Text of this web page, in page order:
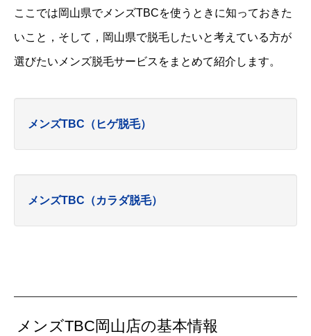
ここでは岡山県でメンズTBCを使うときに知っておきた
いこと，そして，岡山県で脱毛したいと考えている方が
選びたいメンズ脱毛サービスをまとめて紹介します。
メンズTBC（ヒゲ脱毛）
メンズTBC（カラダ脱毛）
メンズTBC岡山店の基本情報